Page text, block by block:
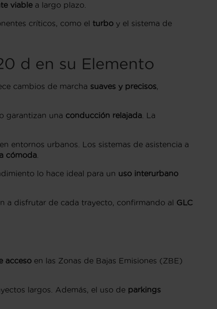
viable a largo plazo.
críticos, como el turbo y el sistema de
d en su Elemento
cambios de marcha suaves y precisos,
garantizan una conducción relajada . La
en entornos urbanos. Los sistemas de asistencia a
cómoda
lo hace ideal para un uso interurbano
a disfrutar de cada trayecto, confirmando al GLC
acceso en las Zonas de Bajas Emisiones (ZBE)
largos. Además, el uso de parkings